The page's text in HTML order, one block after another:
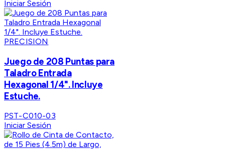
Iniciar Sesión
PRECISION
Juego de 208 Puntas para
Taladro Entrada
Hexagonal 1/4". Incluye
Estuche.
PST-C010-03
Iniciar Sesión